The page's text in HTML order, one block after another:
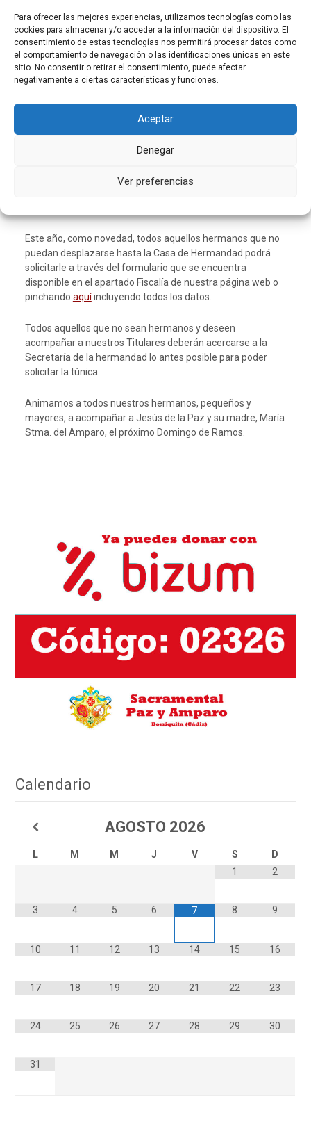
Para ofrecer las mejores experiencias, utilizamos tecnologías como las
cookies para almacenar y/o acceder a la información del dispositivo. El
consentimiento de estas tecnologías nos permitirá procesar datos como
el comportamiento de navegación o las identificaciones únicas en este
sitio. No consentir o retirar el consentimiento, puede afectar
negativamente a ciertas características y funciones.
Aceptar
Denegar
Ver preferencias
Ya se vislumbra la Cuaresma y, con ello, un nuevo Domingo
de Ramos. La Fiscalía está ya trabajando para la Estación
de Penitencia y es por eso que a lo largo de esta semana
llegaran a los hogares de nuestros hermanos el boletín así
como toda la información relativa a la solicitud de túnicas.
Todos aquellos que deseen acompañar a nuestros
Titulares en la próxima salida procesional deberá entregar
la solicitud debidamente cumplimentada en nuestra Casa
en horario de 19h. a 21h o en el buzón de la misma. Las
Este año, como novedad, todos aquellos hermanos que no
puedan desplazarse hasta la Casa de Hermandad podrá
solicitarle a través del formulario que se encuentra
disponible en el apartado Fiscalía de nuestra página web o
pinchando aquíincluyendo todos los datos.
Todos aquellos que no sean hermanos y deseen
acompañar a nuestros Titulares deberán acercarse a la
Secretaría de la hermandad lo antes posible para poder
solicitar la túnica.
Animamos a todos nuestros hermanos, pequeños y
mayores, a acompañar a Jesús de la Paz y su madre, María
Stma. del Amparo, el próximo Domingo de Ramos.
Calendario
AGOSTO 2026
L M M J V S
D
1
2
3 4 5 6 7 8 9
10 11 12 13 14 15 16
17 18 19 20 21 22 23
24 25 26 27 28 29 30
31